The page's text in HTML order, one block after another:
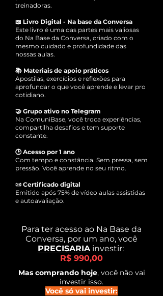
treinadoras.
📖 Livro Digital - Na base da Conversa
Este livro é uma das partes mais valiosas
do Na Base da Conversa, criado com o
mesmo cuidado e profundidade das
nossas aulas.
📚 Materiais de apoio práticos
Apostilas, exercícios e reflexões para
aprofundar o que você aprende e levar pro
cotidiano.
🤝 Grupo ativo no Telegram
Na ComuniBase, você troca experiências,
compartilha desafios e tem suporte
constante.
🕒 Acesso por 1 ano
Com tempo e constância. Sem pressa, sem
pressão. Você aprende no seu ritmo.
📜 Certificado digital
Emitido após 75% de vídeo aulas assistidas
e autoavaliação.
Para ter acesso ao Na Base da
Conversa, por um ano, você
PRECISARIAinvestir:
R$ 990,00
Mas comprando hoje, você não vai
investir isso.
Você só vai investir: